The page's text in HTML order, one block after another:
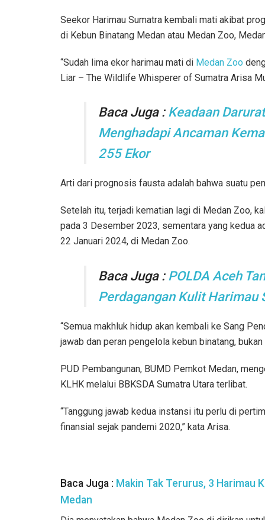
Seekor Harimau Sumatra kembali mati akibat
di Kebun Binatang Medan atau Medan Zoo,
“Sudah lima ekor harimau mati di Medan Zoo
Liar – The Wildlife Whisperer of Sumatra Arisa
Baca Juga : Keadaan
Menghadapi Ancaman
255 Ekor
Arti dari prognosis fausta adalah bahwa suatu
Setelah itu, terjadi kematian lagi di Medan Zoo,
pada 3 Desember 2023, sementara yang kedua
22 Januari 2024, di Medan Zoo.
Baca Juga : POLDA Aceh
Perdagangan Kulit Harimau
“Semua makhluk hidup akan kembali ke Sang
jawab dan peran pengelola kebun binatang,
PUD Pembangunan, BUMD Pemkot Medan,
KLHK melalui BBKSDA Sumatra Utara terlibat.
“Tanggung jawab kedua instansi itu perlu di
finansial sejak pandemi 2020,” kata Arisa.
Baca Juga : Makin Tak Terurus, 3 Harimau
Medan